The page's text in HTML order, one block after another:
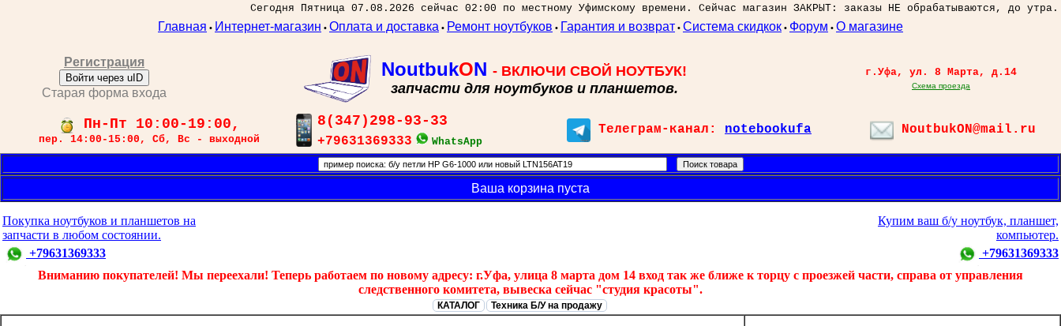
Сегодня Пятница 07.08.2026 сейчас 02:00 по местному Уфимскому времени. Сейчас магазин ЗАКРЫТ: заказы НЕ обрабатываются, до утра.
Главная • Интернет-магазин • Оплата и доставка • Ремонт ноутбуков • Гарантия и возврат • Система скидкок • Форум • О магазине
Регистрация
Войти через uID
Старая форма входа
NoutbukON - ВКЛЮЧИ СВОЙ НОУТБУК!
запчасти для ноутбуков и планшетов.
г.Уфа, ул. 8 Марта, д.14
Схема проезда
Пн-Пт 10:00-19:00,
пер. 14:00-15:00, Сб, Вс - выходной
8(347)298-93-33
+79631369333 WhatsApp
Телеграм-канал: notebookufa NoutbukON@mail.ru
Ваша корзина пуста
Покупка ноутбуков и планшетов на
запчасти в любом состоянии.
+79631369333
Купим ваш б/у ноутбук, планшет,
компьютер.
+79631369333
Вниманию покупателей! Мы переехали! Теперь работаем по новому адресу: г.Уфа, улица 8 марта дом 14 вход так же ближе к торцу с проезжей части, справа от управления
следственного комитета, вывеска сейчас "студия красоты".
КАТАЛОГ Техника Б/У на продажу